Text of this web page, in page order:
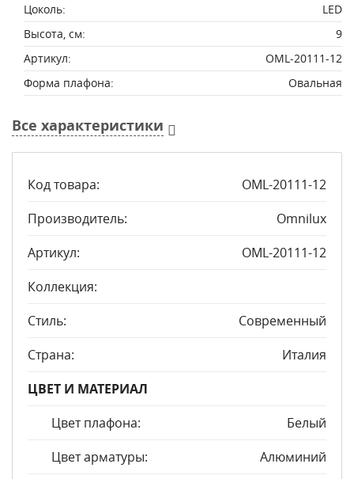
Цоколь:
LED
Высота, см:
9
Артикул:
OML-20111-12
Форма плафона:
Овальная
Все характеристики
Код товара:
OML-20111-12
Производитель:
Omnilux
Артикул:
OML-20111-12
Коллекция:
Стиль:
Современный
Страна:
Италия
ЦВЕТ И МАТЕРИАЛ
Цвет плафона:
Белый
Цвет арматуры:
Алюминий